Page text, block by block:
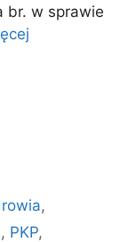
br. w sprawie
,
, PKP,